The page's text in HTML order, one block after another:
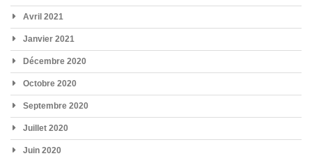
Avril 2021
Janvier 2021
Décembre 2020
Octobre 2020
Septembre 2020
Juillet 2020
Juin 2020